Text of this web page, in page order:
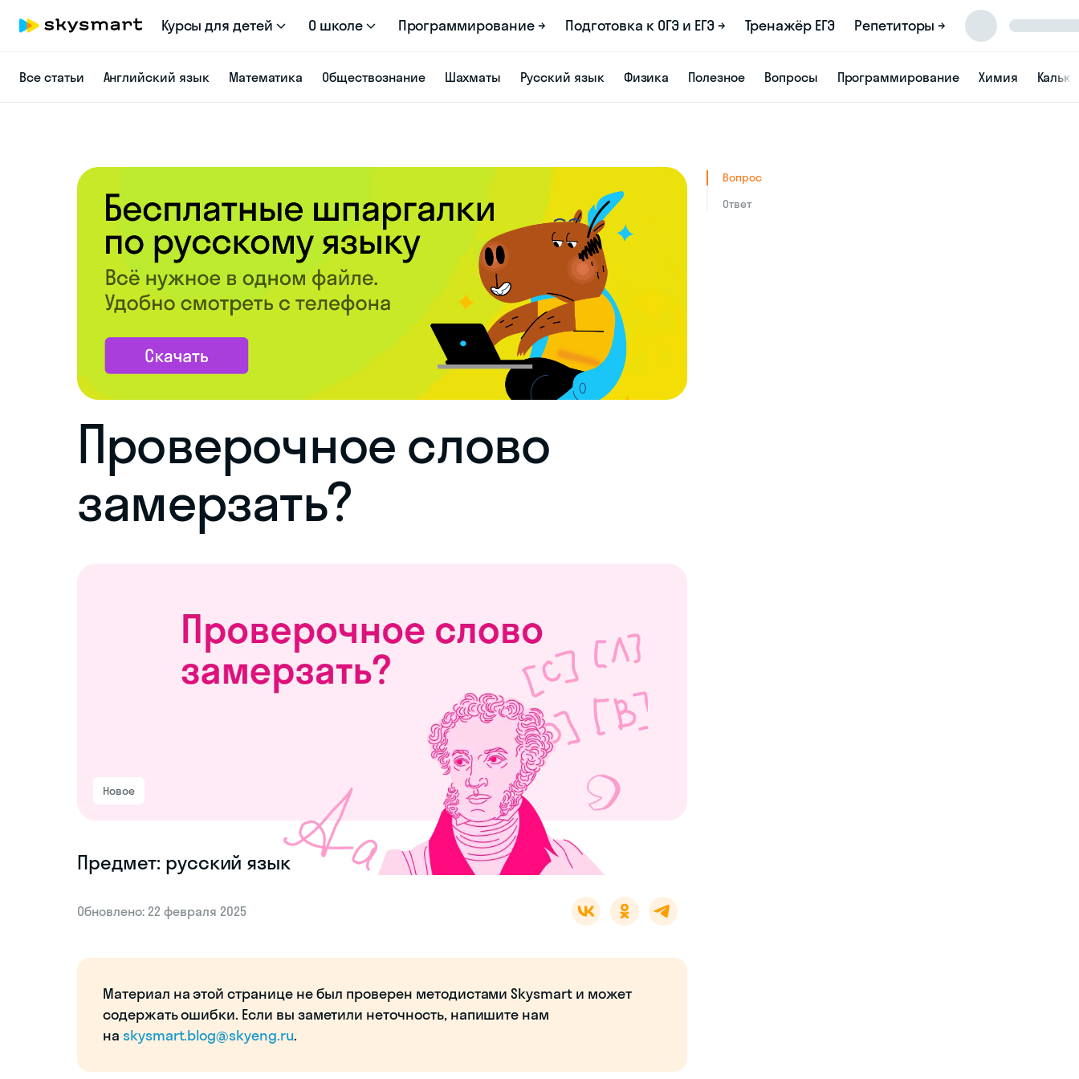
Курсы для детей О школе Программирование → Подготовка к ОГЭ и ЕГЭ → Тренажёр ЕГЭ Репетиторы →
Все статьи Английский язык Математика Обществознание Шахматы Русский язык Физика Полезное Вопросы Программирование Химия
Проверочное слово
замерзать?
Новое
Предмет: русский язык
Обновлено: 22 февраля 2025
Материал на этой странице не был проверен методистами Skysmart и может
содержать ошибки. Если вы заметили неточность, напишите нам
на skysmart.blog@skyeng.ru.
Вопрос
Ответ